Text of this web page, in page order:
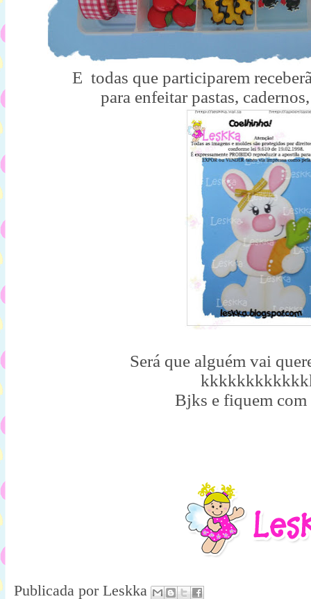
E todas que participarem
para enfeitar pastas,
Será que alguém vai
Bjks e fiquem com
Publicada por Leskka